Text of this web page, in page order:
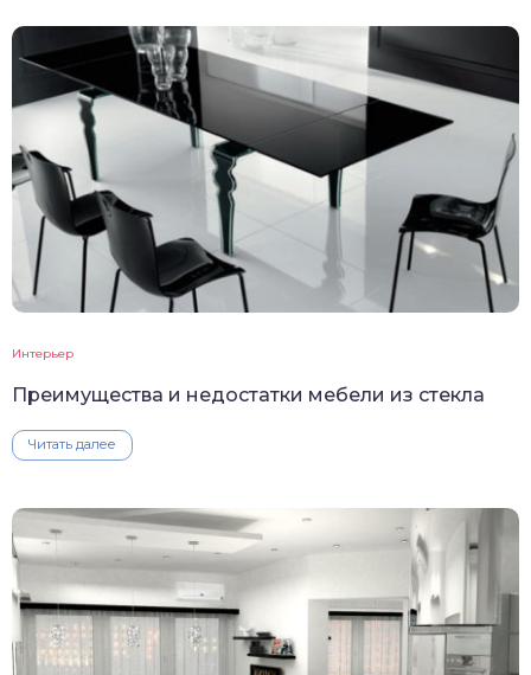
Интерьер
Преимущества и недостатки мебели из стекла
Читать далее